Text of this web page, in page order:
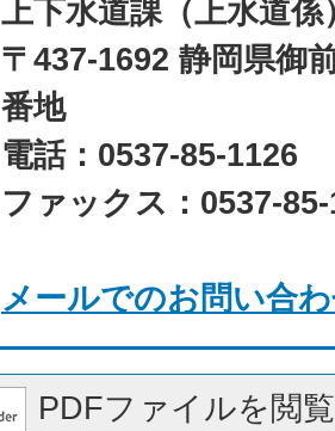
上下水道課（上水道係
〒437-1692 静岡県御
番地
電話：0537-85-1126
ファックス：0537-
メールでのお問い合
PDFファイルを閲